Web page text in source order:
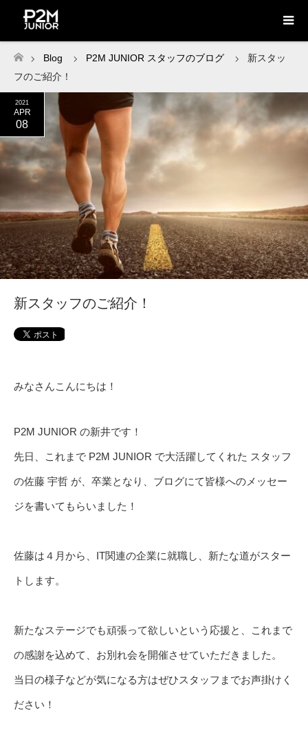
ホーム
Blog P2M JUNIOR スタッフのブログ
新スタッ
フのご紹介！
2021
APR
08
新スタッフのご紹介！
みなさんこんにちは！
P2M JUNIOR の新井です！
先日、これまで P2M JUNIOR で大活躍してくれた スタッフ
の佐藤 宇哲 が、卒業となり、ブログにて皆様へのメッセー
ジを書いてもらいました！
佐藤は４月から、IT関連の企業に就職し、新たな道がスター
トします。
新たなステージでも頑張って欲しいという応援と、これまで
の感謝を込めて、お別れ会を開催させていただきました。
当日の様子などが気になる方はぜひスタッフまでお声掛けく
ださい！